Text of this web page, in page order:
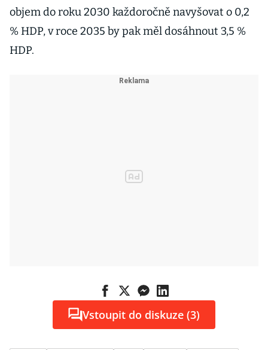
objem do roku 2030 každoročně navyšovat o 0,2
% HDP, v roce 2035 by pak měl dosáhnout 3,5 %
HDP.
Vstoupit do diskuze (3)